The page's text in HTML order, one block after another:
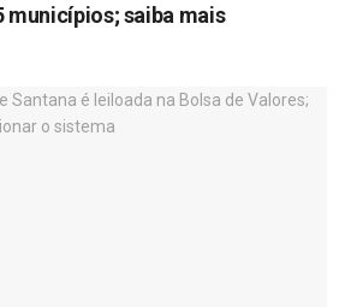
municípios; saiba mais